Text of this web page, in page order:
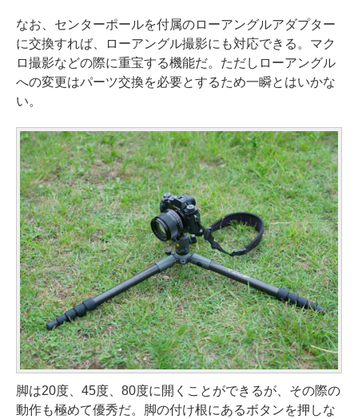
なお、センターポールを付属のローアングルアダプター
に交換すれば、ローアングル撮影にも対応できる。マク
ロ撮影などの際に重宝する機能だ。ただしローアングル
への変更はパーツ交換を必要とするため一瞬とはいかな
い。
脚は20度、45度、80度に開くことができるが、その際の
動作も極めて優秀だ。脚の付け根にあるボタンを押しな